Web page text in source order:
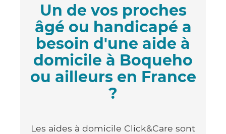
Un de vos proches
âgé ou handicapé a
besoin d'une aide à
domicile à Boqueho
ou ailleurs en France
?
Les aides à domicile Click&Care sont